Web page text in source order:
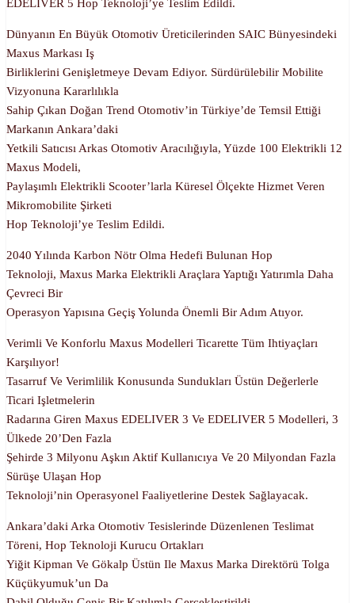
EDELIVER 5 Hop Teknoloji’ye Teslim Edildi.
Dünyanın En Büyük Otomotiv Üreticilerinden SAIC Bünyesindeki
Maxus Markası Iş
Birliklerini Genişletmeye Devam Ediyor. Sürdürülebilir Mobilite
Vizyonuna Kararlılıkla
Sahip Çıkan Doğan Trend Otomotiv’in Türkiye’de Temsil Ettiği
Markanın Ankara’daki
Yetkili Satıcısı Arkas Otomotiv Aracılığıyla, Yüzde 100 Elektrikli 12
Maxus Modeli,
Paylaşımlı Elektrikli Scooter’larla Küresel Ölçekte Hizmet Veren
Mikromobilite Şirketi
Hop Teknoloji’ye Teslim Edildi.
2040 Yılında Karbon Nötr Olma Hedefi Bulunan Hop
Teknoloji, Maxus Marka Elektrikli Araçlara Yaptığı Yatırımla Daha
Çevreci Bir
Operasyon Yapısına Geçiş Yolunda Önemli Bir Adım Atıyor.
Verimli Ve Konforlu Maxus Modelleri Ticarette Tüm Ihtiyaçları
Karşılıyor!
Tasarruf Ve Verimlilik Konusunda Sundukları Üstün Değerlerle
Ticari Işletmelerin
Radarına Giren Maxus EDELIVER 3 Ve EDELIVER 5 Modelleri, 3
Ülkede 20’den Fazla
Şehirde 3 Milyonu Aşkın Aktif Kullanıcıya Ve 20 Milyondan Fazla
Sürüşe Ulaşan Hop
Teknoloji’nin Operasyonel Faaliyetlerine Destek Sağlayacak.
Ankara’daki Arka Otomotiv Tesislerinde Düzenlenen Teslimat
Töreni, Hop Teknoloji Kurucu Ortakları
Yiğit Kipman Ve Gökalp Üstün Ile Maxus Marka Direktörü Tolga
Küçükyumuk’un Da